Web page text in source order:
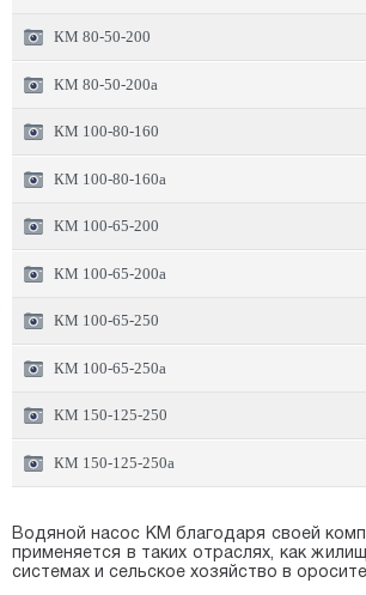
КМ 80-50-200
КМ 80-50-200а
КМ 100-80-160
КМ 100-80-160а
КМ 100-65-200
КМ 100-65-200а
КМ 100-65-250
КМ 100-65-250а
КМ 150-125-250
КМ 150-125-250а
Водяной насос КМ благодаря своей
применяется в таких отраслях, как
системах и сельское хозяйство в